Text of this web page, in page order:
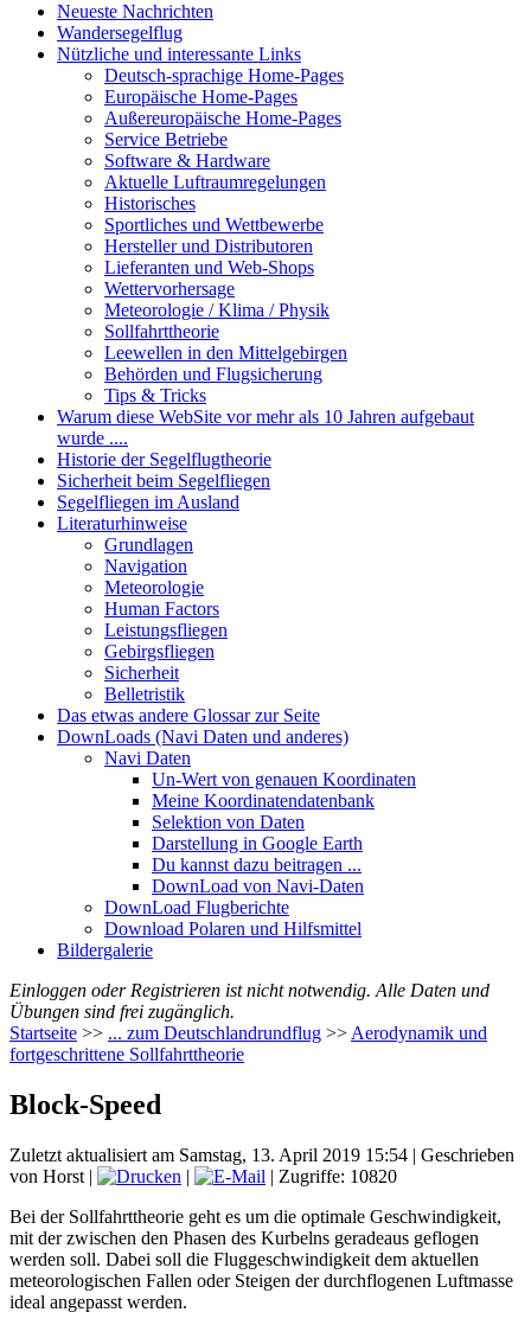
Neueste Nachrichten
Wandersegelflug
Nützliche und interessante Links
Deutsch-sprachige Home-Pages
Europäische Home-Pages
Außereuropäische Home-Pages
Service Betriebe
Software & Hardware
Aktuelle Luftraumregelungen
Historisches
Sportliches und Wettbewerbe
Hersteller und Distributoren
Lieferanten und Web-Shops
Wettervorhersage
Meteorologie / Klima / Physik
Sollfahrttheorie
Leewellen in den Mittelgebirgen
Behörden und Flugsicherung
Tips & Tricks
Warum diese WebSite vor mehr als 10 Jahren aufgebaut
wurde ....
Historie der Segelflugtheorie
Sicherheit beim Segelfliegen
Segelfliegen im Ausland
Literaturhinweise
Grundlagen
Navigation
Meteorologie
Human Factors
Leistungsfliegen
Gebirgsfliegen
Sicherheit
Belletristik
Das etwas andere Glossar zur Seite
DownLoads (Navi Daten und anderes)
Navi Daten
Un-Wert von genauen Koordinaten
Meine Koordinatendatenbank
Selektion von Daten
Darstellung in Google Earth
Du kannst dazu beitragen ...
DownLoad von Navi-Daten
DownLoad Flugberichte
Download Polaren und Hilfsmittel
Bildergalerie
Einloggen oder Registrieren ist nicht notwendig. Alle Daten und
Übungen sind frei zugänglich.
Startseite >> ... zum Deutschlandrundflug >> Aerodynamik und
fortgeschrittene Sollfahrttheorie
Block-Speed
Zuletzt aktualisiert am Samstag, 13. April 2019 15:54 | Geschrieben
von Horst | |
| Zugriffe: 10820
Bei der Sollfahrttheorie geht es um die optimale Geschwindigkeit,
mit der zwischen den Phasen des Kurbelns geradeaus geflogen
werden soll. Dabei soll die Fluggeschwindigkeit dem aktuellen
meteorologischen Fallen oder Steigen der durchflogenen Luftmasse
ideal angepasst werden.